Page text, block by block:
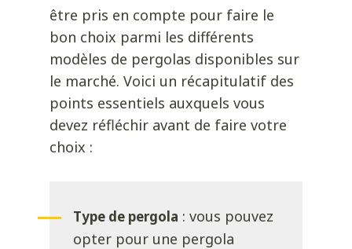
être pris en compte pour faire le
bon choix parmi les différents
modèles de pergolas disponibles sur
le marché. Voici un récapitulatif des
points essentiels auxquels vous
devez réfléchir avant de faire votre
choix :
Type de pergola : vous pouvez
opter pour une pergola